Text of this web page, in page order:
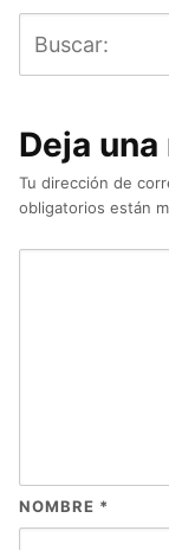
Deja
Tu dirección de
obligatorios están
NOMBRE *